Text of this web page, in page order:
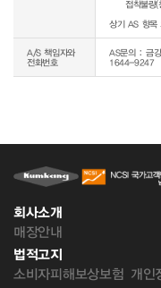
상기 AS 항목
A/S 책임자와
전화번호
AS문의 : 금
1644-9247
회사소개
매장안내
법적고지
소비자피해보상보험 개인